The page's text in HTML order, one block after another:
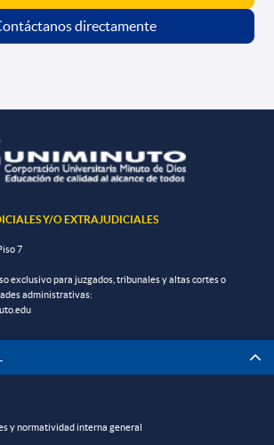
directamente
Y/O EXTRAJUDICIALES
7
exclusivo para juzgados, tribunales y altas cortes o
administrativas:
y normatividad interna general